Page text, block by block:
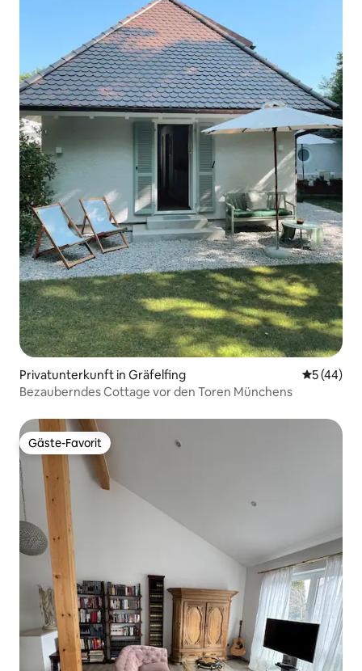
Privatunterkunft in Gräfelfing
5 (44)
Bezauberndes Cottage vor den Toren Münchens
Gäste-Favorit
Gäste-Favorit